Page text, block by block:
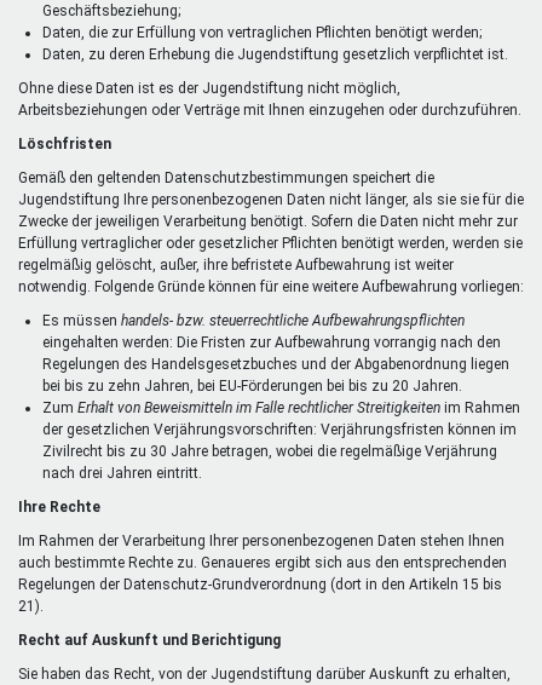
Geschäftsbeziehung;
Daten, die zur Erfüllung von vertraglichen Pflichten benötigt werden;
Daten, zu deren Erhebung die Jugendstiftung gesetzlich verpflichtet ist.
Ohne diese Daten ist es der Jugendstiftung nicht möglich,
Arbeitsbeziehungen oder Verträge mit Ihnen einzugehen oder durchzuführen.
Löschfristen
Gemäß den geltenden Datenschutzbestimmungen speichert die
Jugendstiftung Ihre personenbezogenen Daten nicht länger, als sie sie für die
Zwecke der jeweiligen Verarbeitung benötigt. Sofern die Daten nicht mehr zur
Erfüllung vertraglicher oder gesetzlicher Pflichten benötigt werden, werden sie
regelmäßig gelöscht, außer, ihre befristete Aufbewahrung ist weiter
notwendig. Folgende Gründe können für eine weitere Aufbewahrung vorliegen:
Es müssen handels- bzw. steuerrechtliche Aufbewahrungspflichten
eingehalten werden: Die Fristen zur Aufbewahrung vorrangig nach den
Regelungen des Handelsgesetzbuches und der Abgabenordnung liegen
bei bis zu zehn Jahren, bei EU-Förderungen bei bis zu 20 Jahren.
Zum Erhalt von Beweismitteln im Falle rechtlicher Streitigkeiten im Rahmen
der gesetzlichen Verjährungsvorschriften: Verjährungsfristen können im
Zivilrecht bis zu 30 Jahre betragen, wobei die regelmäßige Verjährung
nach drei Jahren eintritt.
Ihre Rechte
Im Rahmen der Verarbeitung Ihrer personenbezogenen Daten stehen Ihnen
auch bestimmte Rechte zu. Genaueres ergibt sich aus den entsprechenden
Regelungen der Datenschutz-Grundverordnung (dort in den Artikeln 15 bis
21).
Recht auf Auskunft und Berichtigung
Sie haben das Recht, von der Jugendstiftung darüber Auskunft zu erhalten,